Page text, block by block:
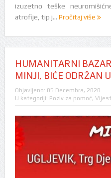
izuzetno teške
atrofije, tip j... Pročitaj više
HUMANITARNI BAZAR
MINJI, BIĆE ODRŽAN
Objavljeno: 05 Decembra, 2020
U kategoriji: Poziv za pomoć,